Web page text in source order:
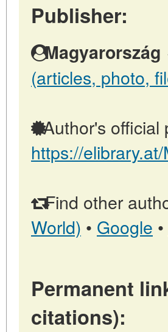
Publisher:
Magyarország
(articles, photo,
Author's official
https://
Find other
World) • Google •
Permanent
citations):